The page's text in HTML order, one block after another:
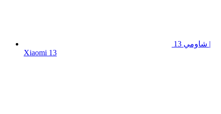
شاومي 13 |
Xiaomi 13